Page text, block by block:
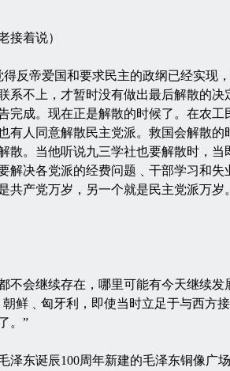
着说）
帝爱国和要求民主的政纲已经实现
不上，才暂时没有做出最后解散的决
成。现在正是解散的时候了。在农工
人同意解散民主党派。救国会解散的
。当他听说九三学社也要解散时，当
决各党派的经费问题﹑干部学习和失
共产党万岁，另一个就是民主党派万
会继续存在，哪里可能有今天继续发
鲜﹑匈牙利，即使当时立足于与西方
。”
东诞辰100周年新建的毛泽东铜像广